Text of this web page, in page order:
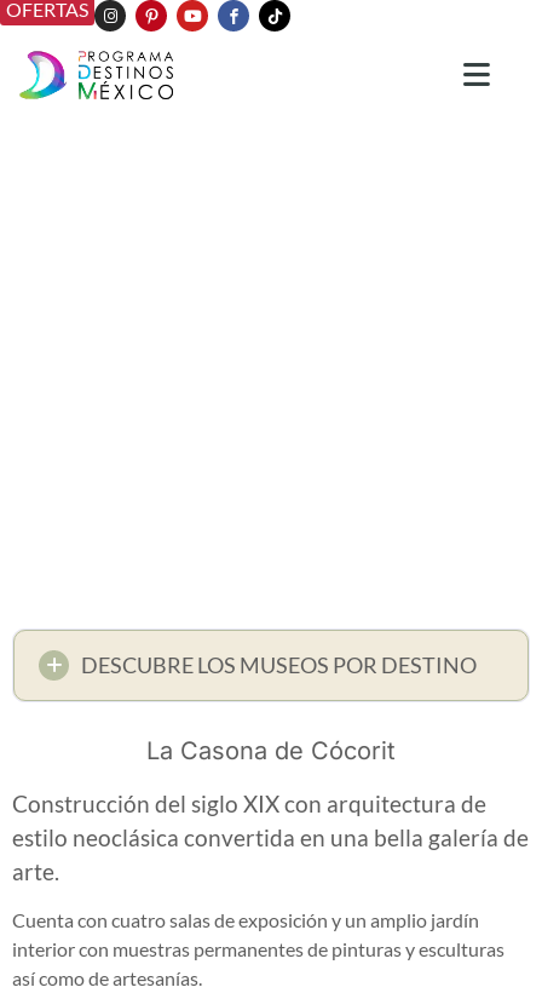
OFERTAS
DESCUBRE LOS MUSEOS POR DESTINO
La Casona de Cócorit
Construcción del siglo XIX con arquitectura de
estilo neoclásica convertida en una bella galería de
arte.
Cuenta con cuatro salas de exposición y un amplio jardín
interior con muestras permanentes de pinturas y esculturas
así como de artesanías.